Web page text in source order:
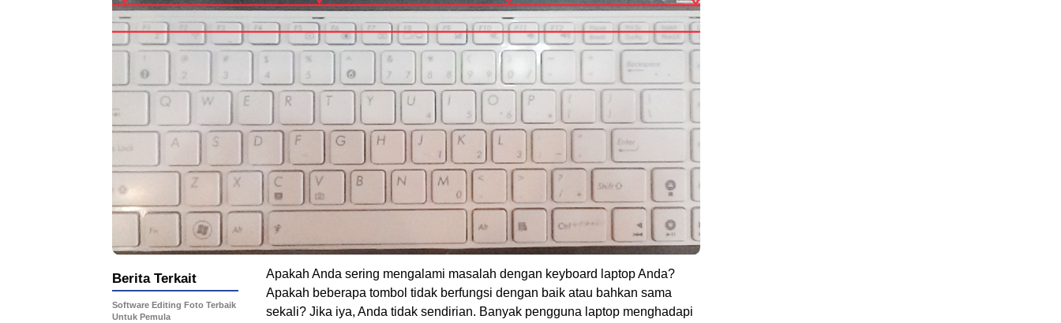
Apakah Anda sering mengalami masalah dengan keyboard laptop Anda?
Apakah beberapa tombol tidak berfungsi dengan baik atau bahkan sama
sekali? Jika iya, Anda tidak sendirian. Banyak pengguna laptop menghadapi
Berita Terkait
Software Editing Foto Terbaik
Untuk Pemula